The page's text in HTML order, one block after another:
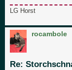
LG Horst
rocambole
Re: